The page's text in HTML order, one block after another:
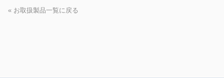
« お取扱製品一覧に戻る